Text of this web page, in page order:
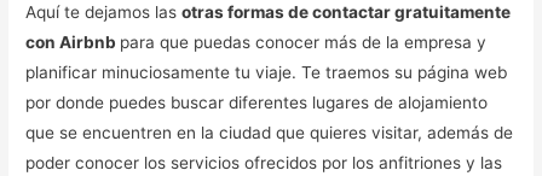
Aquí te dejamos lasotras formas de contactar gratuitamente
con Airbnb para que puedas conocer más de la empresa y
planificar minuciosamente tu viaje. Te traemos su página web
por donde puedes buscar diferentes lugares de alojamiento
que se encuentren en la ciudad que quieres visitar, además de
poder conocer los servicios ofrecidos por los anfitriones y las